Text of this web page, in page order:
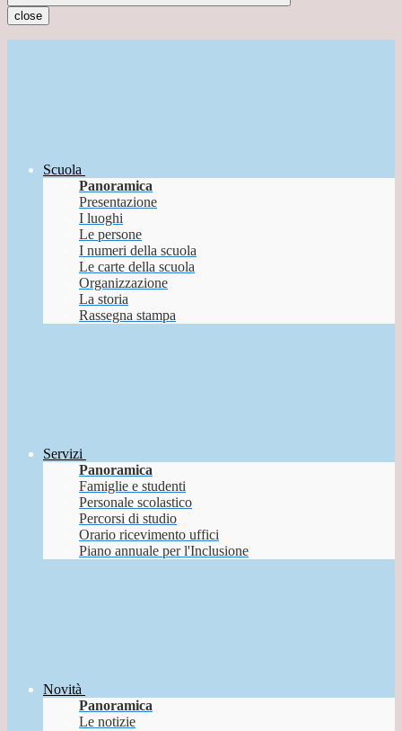
close
Scuola
Panoramica
Presentazione
I luoghi
Le persone
I numeri della scuola
Le carte della scuola
Organizzazione
La storia
Rassegna stampa
Servizi
Panoramica
Famiglie e studenti
Personale scolastico
Percorsi di studio
Orario ricevimento uffici
Piano annuale per l'Inclusione
Novità
Panoramica
Le notizie